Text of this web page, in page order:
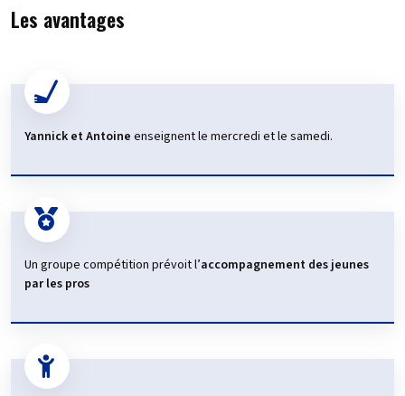
Les avantages
Yannick et Antoine enseignent le mercredi et le samedi.
Un groupe compétition prévoit l’accompagnement des jeunes
par les pros